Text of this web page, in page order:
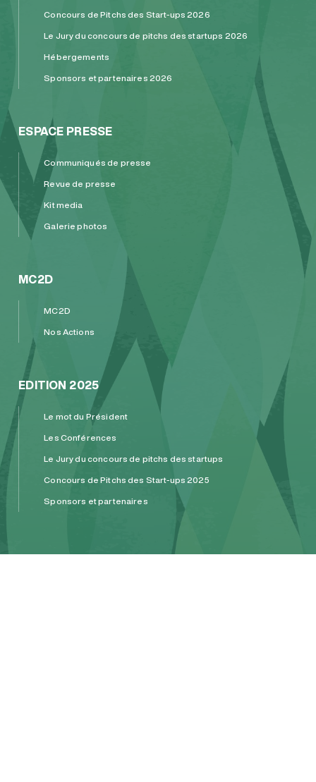
Concours de Pitchs des Start-ups 2026
Le Jury du concours de pitchs des startups 2026
Hébergements
Sponsors et partenaires 2026
ESPACE PRESSE
Communiqués de presse
Revue de presse
Kit media
Galerie photos
MC2D
MC2D
Nos Actions
EDITION 2025
Le mot du Président
Les Conférences
Le Jury du concours de pitchs des startups
Concours de Pitchs des Start-ups 2025
Sponsors et partenaires